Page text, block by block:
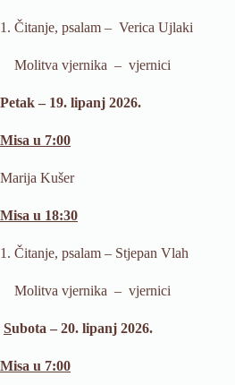
1. Čitanje, psalam – Verica Ujlaki
Molitva vjernika – vjernici
Petak – 19. lipanj 2026.
Misa u 7:00
Marija Kušer
Misa u 18:30
1. Čitanje, psalam – Stjepan Vlah
Molitva vjernika – vjernici
Subota – 20. lipanj 2026.
Misa u 7:00